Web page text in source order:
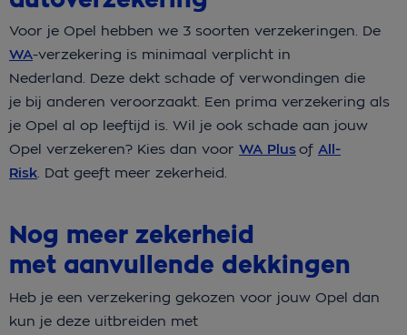
Voor je Opel hebben we 3 soorten verzekeringen. De
WA-verzekering is minimaal verplicht in
Nederland. Deze dekt schade of verwondingen die
je bij anderen veroorzaakt. Een prima verzekering als
je Opel al op leeftijd is. Wil je ook schade aan jouw
Opel verzekeren? Kies dan voor WA Plusof All-
Risk. Dat geeft meer zekerheid.
Nog meer zekerheid
met aanvullende dekkingen
Heb je een verzekering gekozen voor jouw Opel dan
kun je deze uitbreiden met